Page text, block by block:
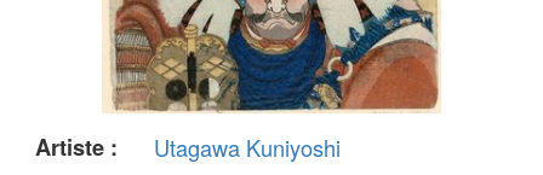
Artiste :
Utagawa Kuniyoshi